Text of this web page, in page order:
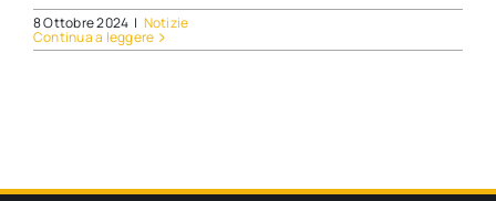
8 Ottobre 2024 | Notizie
Continua a leggere